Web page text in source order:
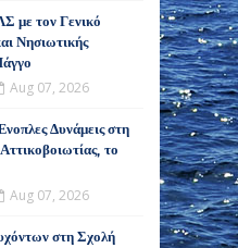
με τον Γενικό
Νησιωτικής
Aug 07, 2026
Δυνάμεις στη
το
Aug 07, 2026
στη Σχολή